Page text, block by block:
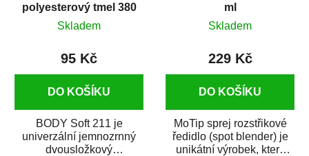
polyesterový tmel 380
g
Skladem
95 Kč
DO KOŠÍKU
BODY Soft 211 je
univerzální jemnozrnný
dvousložkový
ml
Skladem
229 Kč
DO KOŠÍKU
MoTip sprej rozstřikové
ředidlo (spot blender) je
unikátní výrobek, který